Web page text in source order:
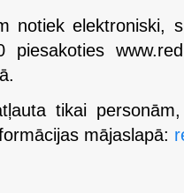
notiek elektroniski,
tikai
mājaslapā: